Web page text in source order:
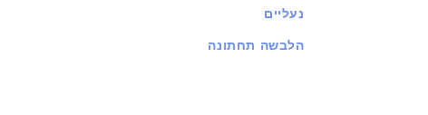
נעליים
הלבשה תחתונה